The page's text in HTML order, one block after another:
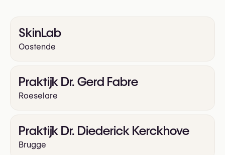
SkinLab
Oostende
Praktijk Dr. Gerd Fabre
Roeselare
Praktijk Dr. Diederick Kerckhove
Brugge